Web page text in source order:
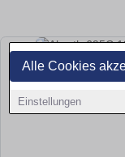
Alle Cookies
Einstellungen